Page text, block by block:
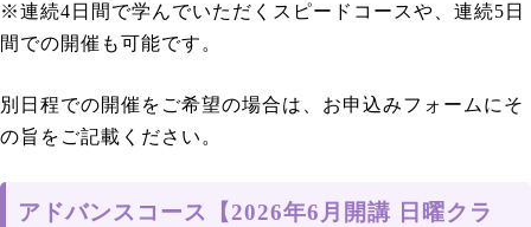
※連続4日間で学んでいただくスピードコースや、連続5日
間での開催も可能です。
別日程での開催をご希望の場合は、お申込みフォームにそ
の旨をご記載ください。
アドバンスコース【2026年6月開講 日曜クラ